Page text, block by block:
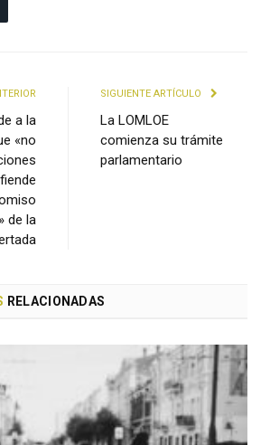
a la
«no
de la
SIGUIENTE ARTÍCULO
La LOMLOE
comienza su trámite
parlamentario
RELACIONADAS